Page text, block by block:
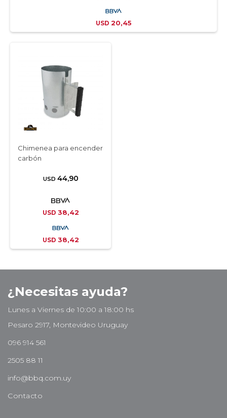
USD 20,45
Chimenea para encender
carbón
USD 44,90
USD 38,42
USD 38,42
¿Necesitas ayuda?
Lunes a Viernes de 10:00 a 18:00 hs
Pesaro 2917, Montevideo Uruguay
096 914 561
2505 88 11
info@bbq.com.uy
Contacto